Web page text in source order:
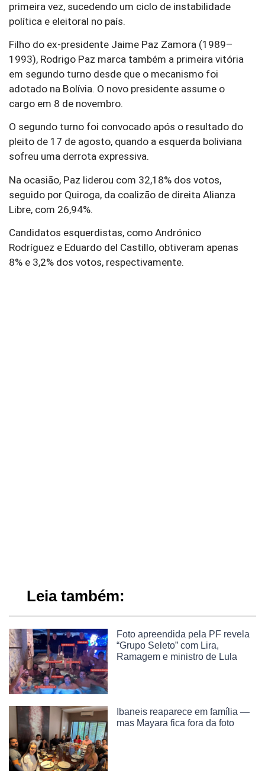
primeira vez, sucedendo um ciclo de instabilidade
política e eleitoral no país.
Filho do ex-presidente Jaime Paz Zamora (1989–
1993), Rodrigo Paz marca também a primeira vitória
em segundo turno desde que o mecanismo foi
adotado na Bolívia. O novo presidente assume o
cargo em 8 de novembro.
O segundo turno foi convocado após o resultado do
pleito de 17 de agosto, quando a esquerda boliviana
sofreu uma derrota expressiva.
Na ocasião, Paz liderou com 32,18% dos votos,
seguido por Quiroga, da coalizão de direita Alianza
Libre, com 26,94%.
Candidatos esquerdistas, como Andrónico
Rodríguez e Eduardo del Castillo, obtiveram apenas
8% e 3,2% dos votos, respectivamente.
Leia também:
Foto apreendida pela PF revela
“Grupo Seleto” com Lira,
Ramagem e ministro de Lula
Ibaneis reaparece em família —
mas Mayara fica fora da foto